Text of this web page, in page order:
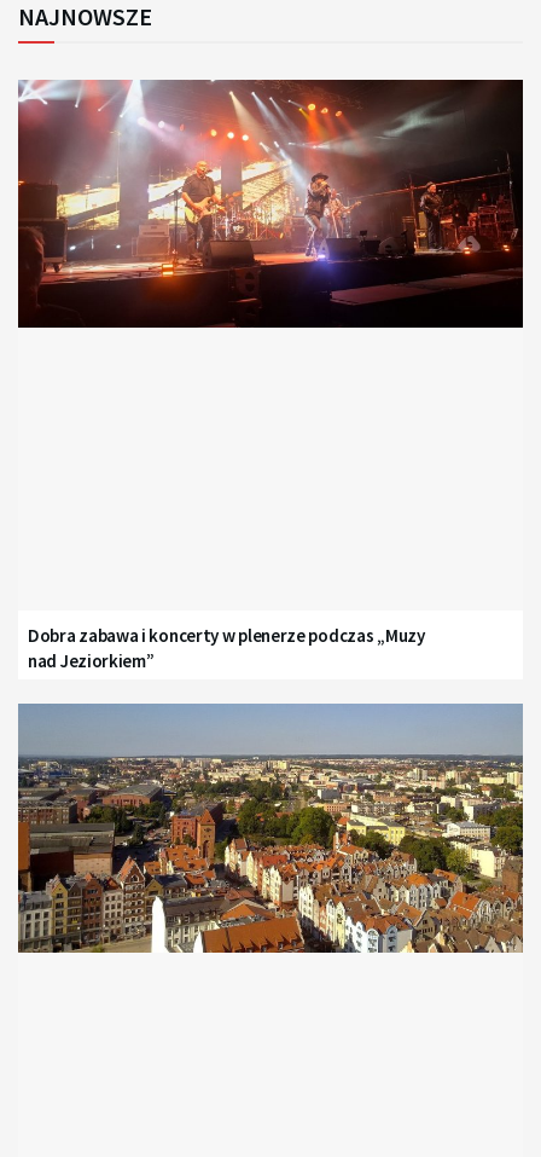
NAJNOWSZE
Dobra zabawa i koncerty w plenerze podczas „Muzy
nad Jeziorkiem”